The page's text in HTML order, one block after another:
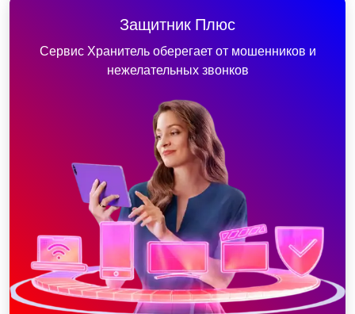
Защитник Плюс
Сервис Хранитель оберегает от мошенников и
нежелательных звонков